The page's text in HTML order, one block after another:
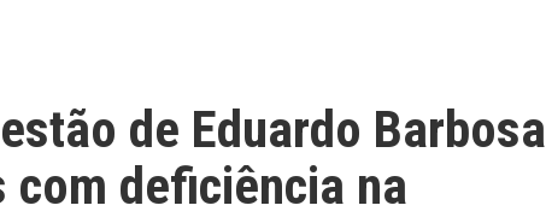
de Eduardo Barbosa
deficiência na